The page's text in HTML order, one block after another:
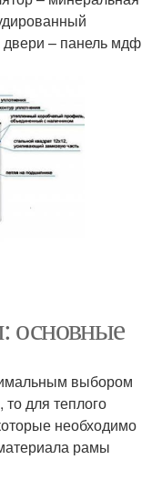
двери – панель мдф
основные
выбором
для теплого
необходимо
рамы